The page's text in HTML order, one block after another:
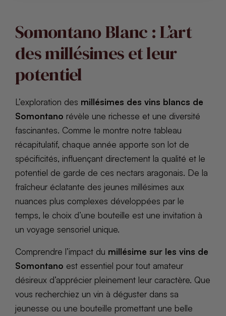
Somontano Blanc : L’art
des millésimes et leur
potentiel
L’exploration des millésimes des vins blancs de
Somontano révèle une richesse et une diversité
fascinantes. Comme le montre notre tableau
récapitulatif, chaque année apporte son lot de
spécificités, influençant directement la qualité et le
potentiel de garde de ces nectars aragonais. De la
fraîcheur éclatante des jeunes millésimes aux
nuances plus complexes développées par le
temps, le choix d’une bouteille est une invitation à
un voyage sensoriel unique.
Comprendre l’impact du millésime sur les vins de
Somontano est essentiel pour tout amateur
désireux d’apprécier pleinement leur caractère. Que
vous recherchiez un vin à déguster dans sa
jeunesse ou une bouteille promettant une belle